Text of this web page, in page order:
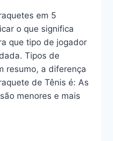
em 5
o que significa
que tipo de jogador
Tipos de
resumo, a diferença
de Tênis é: As
menores e mais